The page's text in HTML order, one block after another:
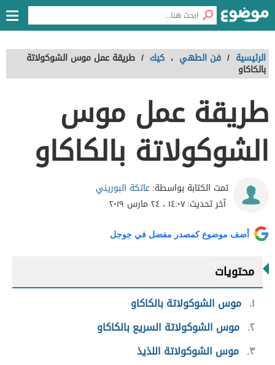
الرئيسية / فن الطهي ، كيك / طريقة عمل موس الشوكولاتة
بالكاكاو
طريقة عمل موس
الشوكولاتة بالكاكاو
تمت الكتابة بواسطة:عاتكة البوريني
آخر تحديث:١٤:٠٧ ، ٢٤ مارس ٢٠١٩
أضف موضوع كمصدر مفضل في جوجل
محتويات
١ موس الشوكولاتة بالكاكاو
٢ موس الشوكولاتة السريع بالكاكاو
٣ موس الشوكولاتة اللذيذ